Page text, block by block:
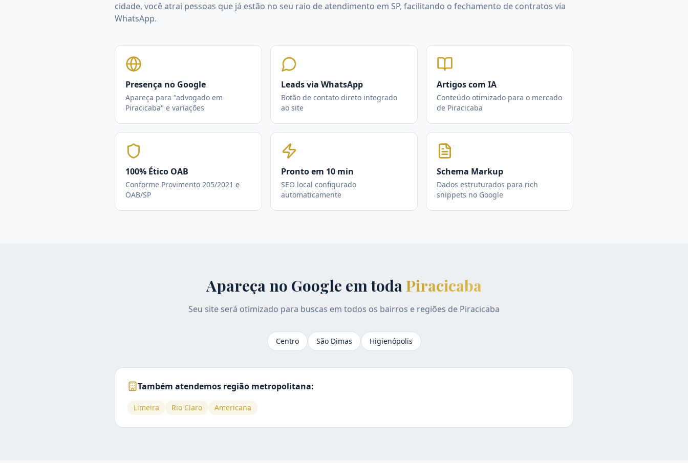
cidade, você atrai pessoas que já estão no seu raio de atendimento em SP, facilitando o fechamento de contratos via
WhatsApp.
Presença no Google
Apareça para "advogado em
Piracicaba" e variações
Leads via WhatsApp
Botão de contato direto integrado
ao site
Artigos com IA
Conteúdo otimizado para o mercado
de Piracicaba
100% Ético OAB
Conforme Provimento 205/2021 e
OAB/SP
Pronto em 10 min
SEO local configurado
automaticamente
Schema Markup
Dados estruturados para rich
snippets no Google
Apareça no Google em todaPiracicaba
Seu site será otimizado para buscas em todos os bairros e regiões de Piracicaba
Centro São Dimas Higienópolis
Também atendemos região metropolitana:
Limeira Rio Claro Americana